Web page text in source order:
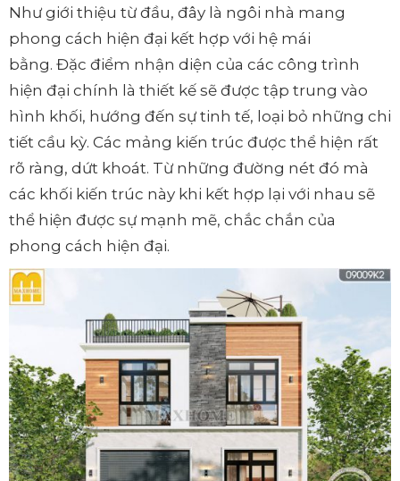
Như giới thiệu từ đầu, đây là ngôi nhà mang
phong cách hiện đại kết hợp với hệ mái
bằng. Đặc điểm nhận diện của các công trình
hiện đại chính là thiết kế sẽ được tập trung vào
hình khối, hướng đến sự tinh tế, loại bỏ những chi
tiết cầu kỳ. Các mảng kiến trúc được thể hiện rất
rõ ràng, dứt khoát. Từ những đường nét đó mà
các khối kiến trúc này khi kết hợp lại với nhau sẽ
thể hiện được sự mạnh mẽ, chắc chắn của
phong cách hiện đại.